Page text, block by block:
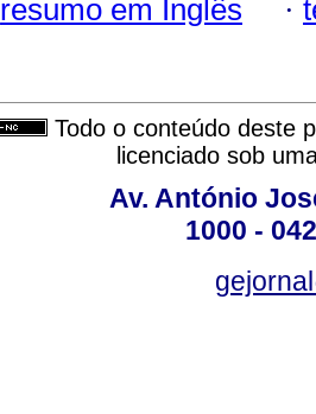
resumo em Inglês ·
Todo o conteúdo deste
licenciado sob
Av. António
1000 -